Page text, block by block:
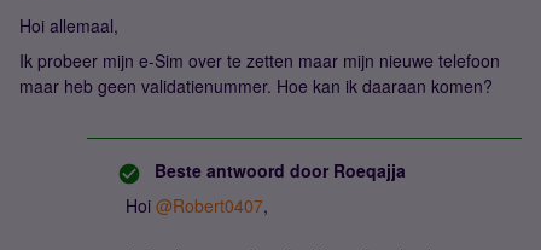
Hoi allemaal,
Ik probeer mijn e-Sim over te zetten maar mijn nieuwe telefoon
maar heb geen validatienummer. Hoe kan ik daaraan komen?
Beste antwoord door Roeqajja
Hoi @Robert0407,